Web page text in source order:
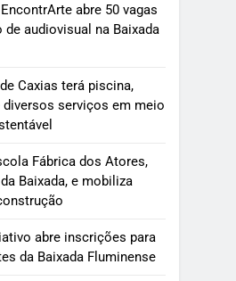
abre 50 vagas
audiovisual na Baixada
Caxias terá piscina,
serviços em meio
Fábrica dos Atores,
Baixada, e mobiliza
abre inscrições para
da Baixada Fluminense